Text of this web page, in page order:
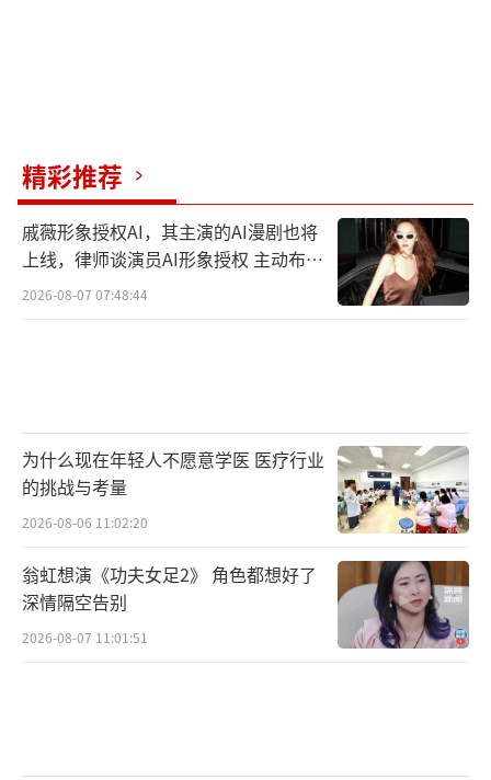
精彩推荐
戚薇形象授权AI，其主演的AI漫剧也将
上线，律师谈演员AI形象授权 主动布局
数字资产
2026-08-07 07:48:44
为什么现在年轻人不愿意学医 医疗行业
的挑战与考量
2026-08-06 11:02:20
翁虹想演《功夫女足2》 角色都想好了
深情隔空告别
2026-08-07 11:01:51